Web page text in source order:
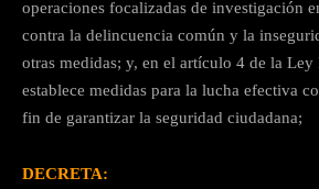
operaciones focalizadas de investigación
contra la delincuencia común y la
otras medidas; y, en el artículo 4 de la
establece medidas para la lucha efectiva
fin de garantizar la seguridad ciudadana;
DECRETA: